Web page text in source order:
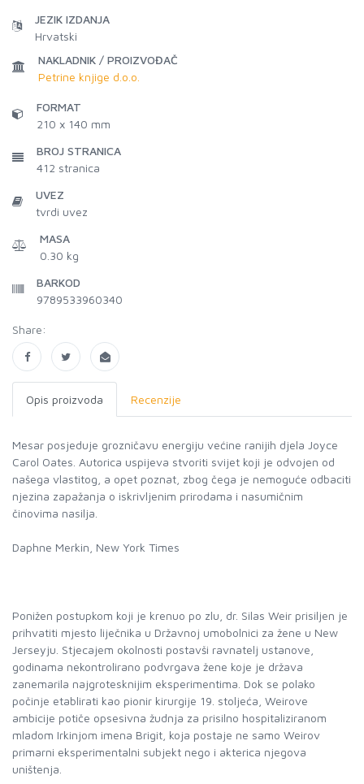
JEZIK IZDANJA
Hrvatski
NAKLADNIK / PROIZVOĐAČ
Petrine knjige d.o.o.
FORMAT
210 x 140 mm
BROJ STRANICA
412 stranica
UVEZ
tvrdi uvez
MASA
0.30 kg
BARKOD
9789533960340
Share:
Opis proizvoda Recenzije
Mesar posjeduje grozničavu energiju većine ranijih djela Joyce
Carol Oates. Autorica uspijeva stvoriti svijet koji je odvojen od
našega vlastitog, a opet poznat, zbog čega je nemoguće odbaciti
njezina zapažanja o iskrivljenim prirodama i nasumičnim
činovima nasilja.
Daphne Merkin, New York Times
Ponižen postupkom koji je krenuo po zlu, dr. Silas Weir prisiljen je
prihvatiti mjesto liječnika u Državnoj umobolnici za žene u New
Jerseyju. Stjecajem okolnosti postavši ravnatelj ustanove,
godinama nekontrolirano podvrgava žene koje je država
zanemarila najgrotesknijim eksperimentima. Dok se polako
počinje etablirati kao pionir kirurgije 19. stoljeća, Weirove
ambicije potiče opsesivna žudnja za prisilno hospitaliziranom
mladom Irkinjom imena Brigit, koja postaje ne samo Weirov
primarni eksperimentalni subjekt nego i akterica njegova
uništenja.